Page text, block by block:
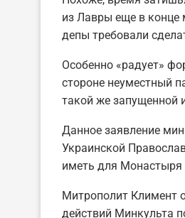
из Лавры еще в конце
депы требовали
Особенно «радует»
стороне неуместный
такой же запущенной
Данное заявление
Украинской
иметь для Монастыря
Митрополит Климент
действий Минкульта